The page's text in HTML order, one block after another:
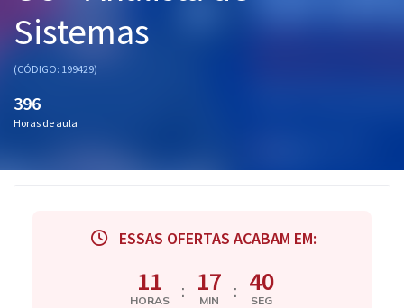
Graduação
OAB
Mentorias
Sistemas
(CÓDIGO: 199429)
396
Horas de aula
ESSAS OFERTAS ACABAM EM:
11
HORAS : 17
MIN : 39
SEG